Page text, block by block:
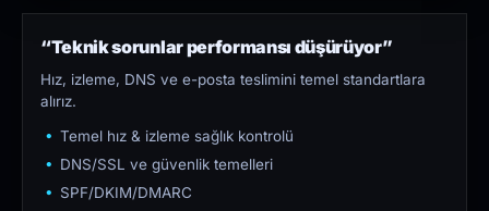
“Teknik sorunlar performansı düşürüyor”
Hız, izleme, DNS ve e-posta teslimini temel standartlara
alırız.
Temel hız & izleme sağlık kontrolü
DNS/SSL ve güvenlik temelleri
SPF/DKIM/DMARC